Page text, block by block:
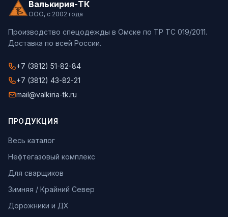
Валькирия-ТК
ООО, с 2002 года
Производство спецодежды в Омске по ТР ТС 019/2011.
Доставка по всей России.
+7 (3812) 51-82-84
+7 (3812) 43-82-21
mail@valkiria-tk.ru
ПРОДУКЦИЯ
Весь каталог
Нефтегазовый комплекс
Для сварщиков
Зимняя / Крайний Север
Дорожники и ДХ